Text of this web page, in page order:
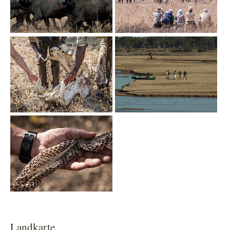
Show larger version Show larger version
Show larger version
Landkarte